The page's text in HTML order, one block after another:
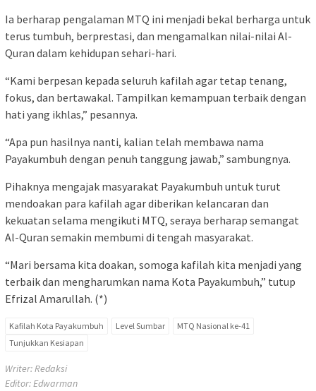
Ia berharap pengalaman MTQ ini menjadi bekal berharga untuk
terus tumbuh, berprestasi, dan mengamalkan nilai-nilai Al-
Quran dalam kehidupan sehari-hari.
“Kami berpesan kepada seluruh kafilah agar tetap tenang,
fokus, dan bertawakal. Tampilkan kemampuan terbaik dengan
hati yang ikhlas,” pesannya.
“Apa pun hasilnya nanti, kalian telah membawa nama
Payakumbuh dengan penuh tanggung jawab,” sambungnya.
Pihaknya mengajak masyarakat Payakumbuh untuk turut
mendoakan para kafilah agar diberikan kelancaran dan
kekuatan selama mengikuti MTQ, seraya berharap semangat
Al-Quran semakin membumi di tengah masyarakat.
“Mari bersama kita doakan, somoga kafilah kita menjadi yang
terbaik dan mengharumkan nama Kota Payakumbuh,” tutup
Efrizal Amarullah. (*)
Kafilah Kota Payakumbuh Level Sumbar
MTQ Nasional ke-41
Tunjukkan Kesiapan
Writer: Redaksi
Editor: Edwarman